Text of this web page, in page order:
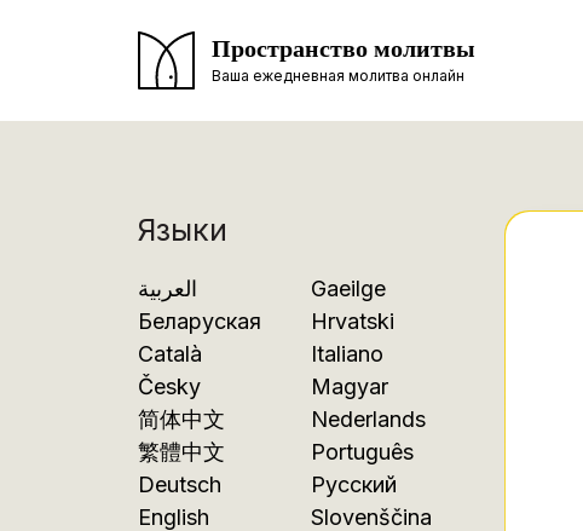
Пространство молитвы
Ваша ежедневная молитва онлайн
Языки
العربية
Беларуская
Català
Česky
简体中文
繁體中文
Deutsch
English
Gaeilge
Hrvatski
Italiano
Magyar
Nederlands
Português
Русский
Slovenščina